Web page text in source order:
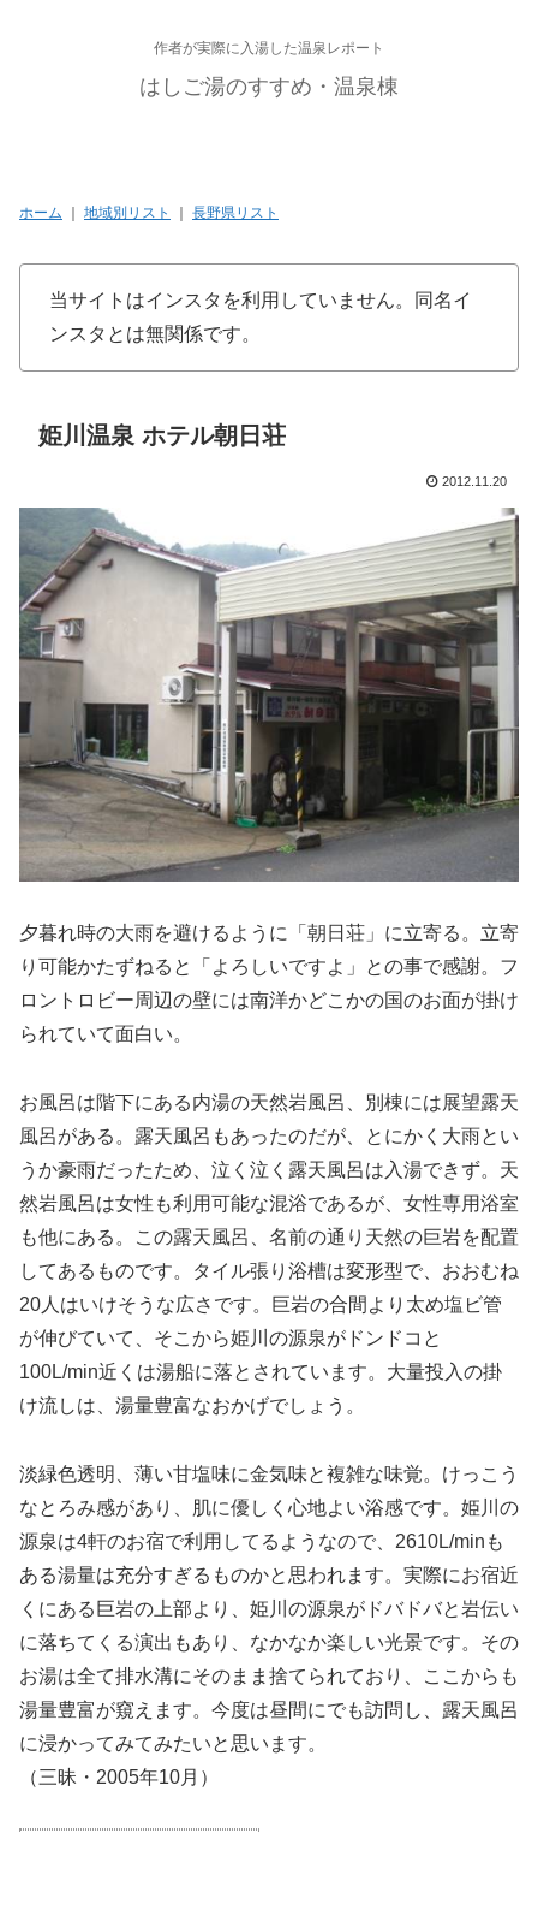
作者が実際に入湯した温泉レポート
はしご湯のすすめ・温泉棟
ホーム 地域別リスト 長野県リスト
当サイトはインスタを利用していません。同名イ
ンスタとは無関係です。
姫川温泉 ホテル朝日荘
2012.11.20
夕暮れ時の大雨を避けるように「朝日荘」に立寄る。立寄
り可能かたずねると「よろしいですよ」との事で感謝。フ
ロントロビー周辺の壁には南洋かどこかの国のお面が掛け
られていて面白い。
お風呂は階下にある内湯の天然岩風呂、別棟には展望露天
風呂がある。露天風呂もあったのだが、とにかく大雨とい
うか豪雨だったため、泣く泣く露天風呂は入湯できず。天
然岩風呂は女性も利用可能な混浴であるが、女性専用浴室
も他にある。この露天風呂、名前の通り天然の巨岩を配置
してあるものです。タイル張り浴槽は変形型で、おおむね
20人はいけそうな広さです。巨岩の合間より太め塩ビ管
が伸びていて、そこから姫川の源泉がドンドコと
100L/min近くは湯船に落とされています。大量投入の掛
け流しは、湯量豊富なおかげでしょう。
淡緑色透明、薄い甘塩味に金気味と複雑な味覚。けっこう
なとろみ感があり、肌に優しく心地よい浴感です。姫川の
源泉は4軒のお宿で利用してるようなので、2610L/minも
ある湯量は充分すぎるものかと思われます。実際にお宿近
くにある巨岩の上部より、姫川の源泉がドバドバと岩伝い
に落ちてくる演出もあり、なかなか楽しい光景です。その
お湯は全て排水溝にそのまま捨てられており、ここからも
湯量豊富が窺えます。今度は昼間にでも訪問し、露天風呂
に浸かってみてみたいと思います。
（三昧・2005年10月）